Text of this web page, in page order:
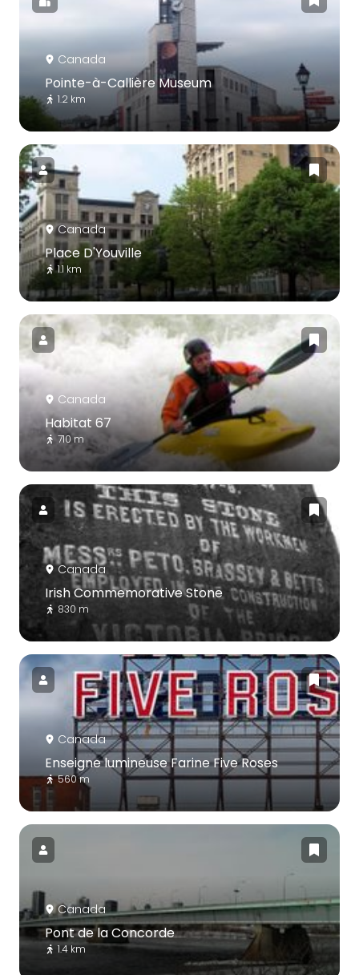
Canada
Pointe-à-Callière Museum
1.2 km
Canada
Place D'Youville
1.1 km
Canada
Habitat 67
710 m
Canada
Irish Commemorative Stone
830 m
Canada
Enseigne lumineuse Farine Five Roses
560 m
Canada
Pont de la Concorde
1.4 km